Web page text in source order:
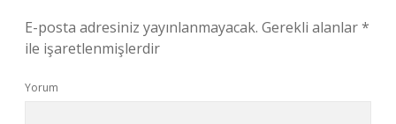
E-posta adresiniz yayınlanmayacak. Gerekli alanlar*
ile işaretlenmişlerdir
Yorum